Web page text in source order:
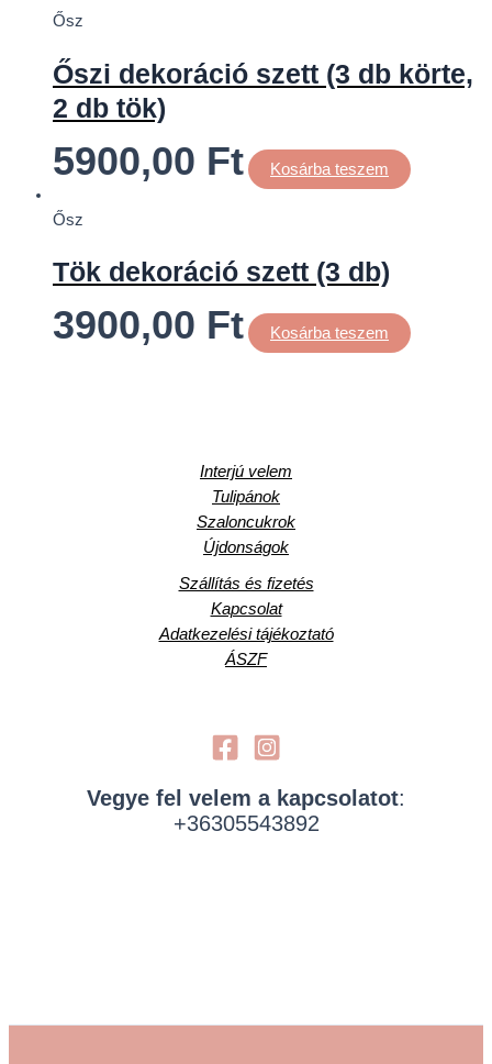
Ősz
Őszi dekoráció szett (3 db körte,
2 db tök)
5900,00 Ft Kosárba teszem
Ősz
Tök dekoráció szett (3 db)
3900,00 Ft Kosárba teszem
Interjú velem
Tulipánok
Szaloncukrok
Újdonságok
Szállítás és fizetés
Kapcsolat
Adatkezelési tájékoztató
ÁSZF
Vegye fel velem a kapcsolatot:
+36305543892